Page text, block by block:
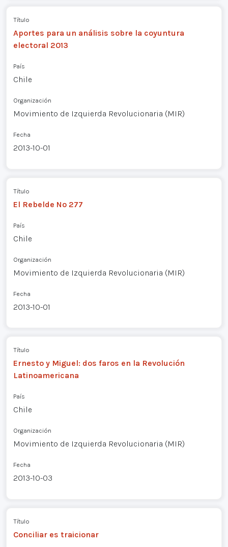
Título
Aportes para un análisis sobre la coyuntura
electoral 2013
País
Chile
Organización
Movimiento de Izquierda Revolucionaria (MIR)
Fecha
2013-10-01
Título
El Rebelde Nº 277
País
Chile
Organización
Movimiento de Izquierda Revolucionaria (MIR)
Fecha
2013-10-01
Título
Ernesto y Miguel: dos faros en la Revolución
Latinoamericana
País
Chile
Organización
Movimiento de Izquierda Revolucionaria (MIR)
Fecha
2013-10-03
Título
Conciliar es traicionar